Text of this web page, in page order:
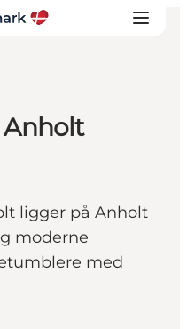
Anholt
ligger på Anholt
moderne
med